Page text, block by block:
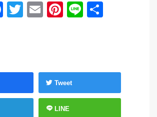
Facebook
Twitter
EmailPinterest
Line
Tweet
LINE